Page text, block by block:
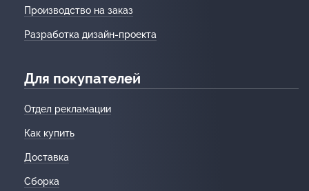
Производство на заказ
Разработка дизайн-проекта
Для покупателей
Отдел рекламации
Как купить
Доставка
Сборка